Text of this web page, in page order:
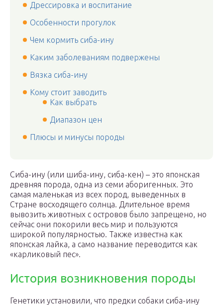
Дрессировка и воспитание
Особенности прогулок
Чем кормить сиба-ину
Каким заболеваниям подвержены
Вязка сиба-ину
Кому стоит заводить
Как выбрать
Диапазон цен
Плюсы и минусы породы
Сиба-ину (или шиба-ину, сиба-кен) – это японская
древняя порода, одна из семи аборигенных. Это
самая маленькая из всех пород, выведенных в
Стране восходящего солнца. Длительное время
вывозить животных с островов было запрещено, но
сейчас они покорили весь мир и пользуются
широкой популярностью. Также известна как
японская лайка, а само название переводится как
«карликовый пес».
История возникновения породы
Генетики установили, что предки собаки сиба-ину